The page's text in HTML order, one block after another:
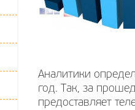
Аналитики
год. Так, за
предоставляет